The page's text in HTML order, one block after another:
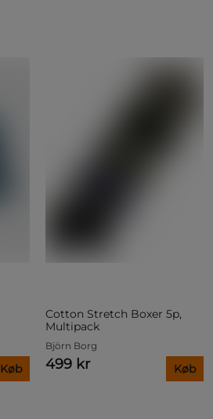
Køb
Cotton Stretch Boxer 5p,
Multipack
Björn Borg
499 kr Køb